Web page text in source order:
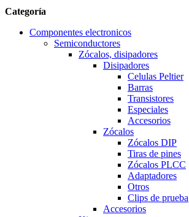
Categoría
Componentes electronicos
Semiconductores
Zócalos, disipadores
Disipadores
Celulas Peltier
Barras
Transistores
Especiales
Accesorios
Zócalos
Zócalos DIP
Tiras de pines
Zócalos PLCC
Adaptadores
Otros
Clips de prueba
Accesorios